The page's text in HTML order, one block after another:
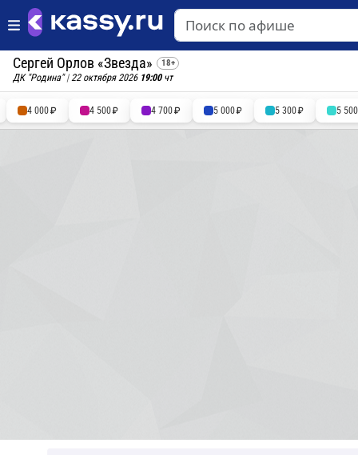
Сергей Орлов «Звезда» 18+
ДК "Родина"|22 октября 2026 19:00чт
4 000 4 500 4 700 5 000 5 300 5 500